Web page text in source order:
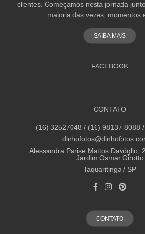
clientes. Começamos nesta jornada
maioria das vezes, momentos
SAIBA MAIS
FACEBOOK
CONTATO
(16) 32527048 / (16) 98137-8088
Alessandra Parise Mattos Davóglio,
Jardim Osmar Girotto
Taquaritinga / SP
CONTATO